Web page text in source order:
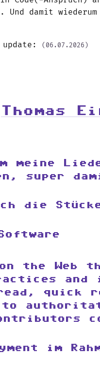
damit wiederum
(06.07.2026)
Thomas
meine
super
die
the Web
and
quick
to
im